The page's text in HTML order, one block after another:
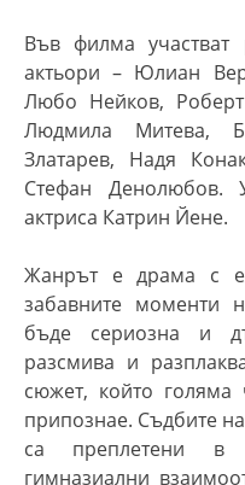
Във филма участват
актьори – Юлиан
Любо Нейков,
Людмила Митева,
Златарев, Надя
Стефан Денолюбов.
актриса Катрин Йене.
Жанрът е драма с
забавните моменти
бъде сериозна и
разсмива и
сюжет, който голяма
припознае. Съдбите
са преплетени в
гимназиални